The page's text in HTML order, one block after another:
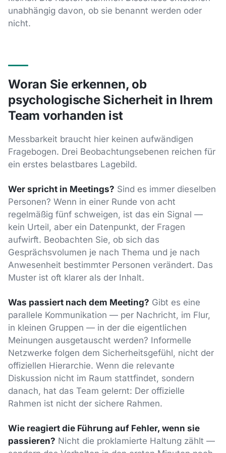
unabhängig davon, ob sie benannt werden oder
nicht.
Woran Sie erkennen, ob
psychologische Sicherheit in Ihrem
Team vorhanden ist
Messbarkeit braucht hier keinen aufwändigen
Fragebogen. Drei Beobachtungsebenen reichen für
ein erstes belastbares Lagebild.
Wer spricht in Meetings? Sind es immer dieselben
Personen? Wenn in einer Runde von acht
regelmäßig fünf schweigen, ist das ein Signal —
kein Urteil, aber ein Datenpunkt, der Fragen
aufwirft. Beobachten Sie, ob sich das
Gesprächsvolumen je nach Thema und je nach
Anwesenheit bestimmter Personen verändert. Das
Muster ist oft klarer als der Inhalt.
Was passiert nach dem Meeting? Gibt es eine
parallele Kommunikation — per Nachricht, im Flur,
in kleinen Gruppen — in der die eigentlichen
Meinungen ausgetauscht werden? Informelle
Netzwerke folgen dem Sicherheitsgefühl, nicht der
offiziellen Hierarchie. Wenn die relevante
Diskussion nicht im Raum stattfindet, sondern
danach, hat das Team gelernt: Der offizielle
Rahmen ist nicht der sichere Rahmen.
Wie reagiert die Führung auf Fehler, wenn sie
passieren? Nicht die proklamierte Haltung zählt —